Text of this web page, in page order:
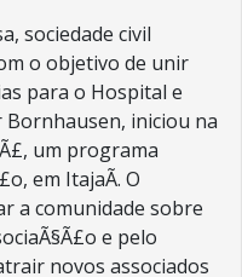
sociedade civil
o objetivo de unir
para o Hospital e
iniciou na
um programa
em ItajaÃ­. O
a comunidade sobre
e pelo
novos associados